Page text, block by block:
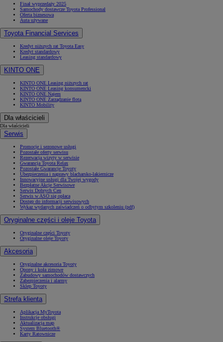
Finał wyprzedaży 2025
Samochody dostawcze Toyota Professional
Oferta biznesowa
Auta używane
Toyota Financial Services
Kredyt niższych rat Toyota Easy
Kredyt standardowy
Leasing standardowy
KINTO ONE
KINTO ONE Leasing niższych rat
KINTO ONE Leasing konsumencki
KINTO ONE Najem
KINTO ONE Zarządzanie flotą
KINTO Mobility
Dla właścicieli
Dla właścicieli
Serwis
Promocje i sezonowe usługi
Pozostałe oferty serwisu
Rezerwacja wizyty w serwisie
Gwarancja Toyota Relax
Pozostałe Gwarancje Toyoty
Ubezpieczenia i naprawy blacharsko-lakiernicze
Innowacyjne usługi dla Twojej wygody
Bezpłatne Akcje Serwisowe
Serwis Dobrych Cen
Serwis w ASO się opłaca
Dostęp do informacji serwisowych
Wykaz wydanych zaświadczeń o odbytym szkoleniu (pdf)
Oryginalne części i oleje Toyota
Oryginalne części Toyoty
Oryginalne oleje Toyoty
Akcesoria
Oryginalne akcesoria Toyoty
Opony i koła zimowe
Zabudowy samochodów dostawczych
Zabezpieczenia i alarmy
Sklep Toyoty
Strefa klienta
Aplikacja MyToyota
Instrukcje obsługi
Aktualizacja map
System Bluetooth®
Karty Ratownicze